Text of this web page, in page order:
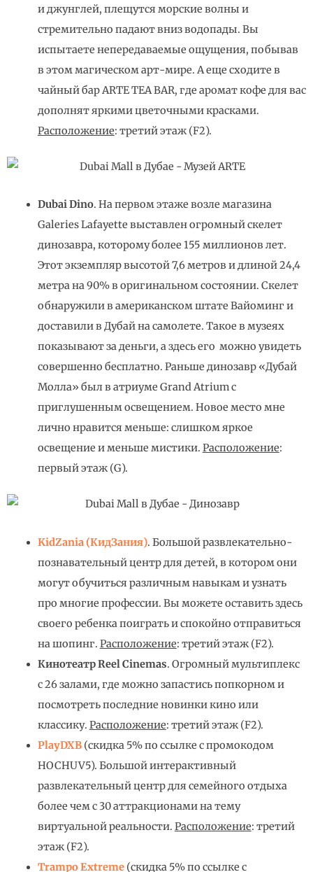
и джунглей, плещутся морские волны и
стремительно падают вниз водопады. Вы
испытаете непередаваемые ощущения, побывав
в этом магическом арт-мире. А еще сходите в
чайный бар ARTE TEA BAR, где аромат кофе для вас
дополнят яркими цветочными красками.
Расположение: третий этаж (F2).
Dubai Dino. На первом этаже возле магазина
Galeries Lafayette выставлен огромный скелет
динозавра, которому более 155 миллионов лет.
Этот экземпляр высотой 7,6 метров и длиной 24,4
метра на 90% в оригинальном состоянии. Скелет
обнаружили в американском штате Вайоминг и
доставили в Дубай на самолете. Такое в музеях
показывают за деньги, а здесь его можно увидеть
совершенно бесплатно. Раньше динозавр «Дубай
Молла» был в атриуме Grand Atrium с
приглушенным освещением. Новое место мне
лично нравится меньше: слишком яркое
освещение и меньше мистики. Расположение:
первый этаж (G).
KidZania (КидЗания). Большой развлекательно-
познавательный центр для детей, в котором они
могут обучиться различным навыкам и узнать
про многие профессии. Вы можете оставить здесь
своего ребенка поиграть и спокойно отправиться
на шопинг. Расположение: третий этаж (F2).
Кинотеатр Reel Cinemas. Огромный мультиплекс
с 26 залами, где можно запастись попкорном и
посмотреть последние новинки кино или
классику. Расположение: третий этаж (F2).
PlayDXB(скидка 5% по ссылке с промокодом
HOCHUV5). Большой интерактивный
развлекательный центр для семейного отдыха
более чем с 30 аттракционами на тему
виртуальной реальности. Расположение: третий
этаж (F2).
Trampo Extreme(скидка 5% по ссылке с